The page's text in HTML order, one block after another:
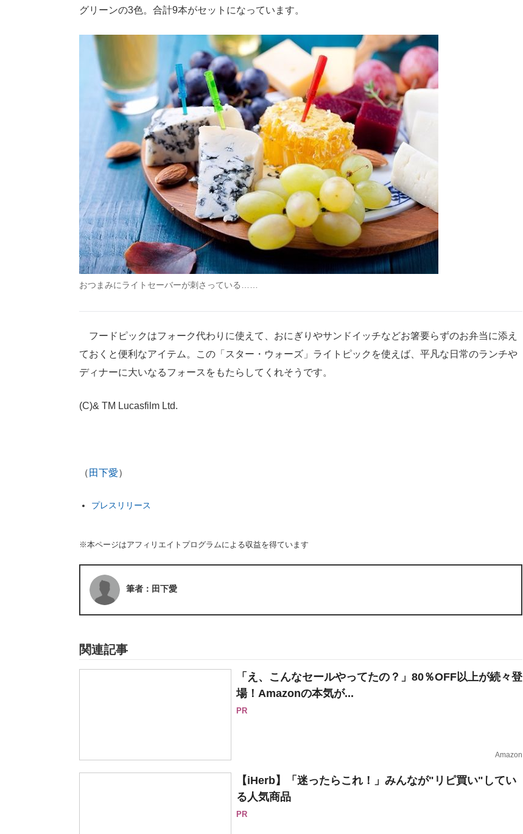
グリーンの3色。合計9本がセットになっています。
おつまみにライトセーバーが刺さっている……
フードピックはフォーク代わりに使えて、おにぎりやサンドイッチなどお箸要らずのお弁当に添え
ておくと便利なアイテム。この「スター・ウォーズ」ライトピックを使えば、平凡な日常のランチや
ディナーに大いなるフォースをもたらしてくれそうです。
(C)& TM Lucasfilm Ltd.
（ 田下愛）
プレスリリース
※本ページはアフィリエイトプログラムによる収益を得ています
筆者：田下愛
関連記事
「え、こんなセールやってたの？」80％OFF以上が続々登
場！Amazonの本気が...
PR
Amazon
【iHerb】「迷ったらこれ！」みんなが"リピ買い"してい
る人気商品
PR